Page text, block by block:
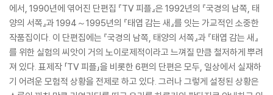
에서, 1990년에 엮어진 단편집 『TV 피플』은 1992년의 『국경의 남쪽, 태
양의 서쪽』과 1994～1995년의 『태엽 감는 새』를 잇는 가교적인 소중한
작품집이다. 이 단편집에는 『국경의 남쪽, 태양의 서쪽』과 『태엽 감는 새』
를 위한 실험의 씨앗이 거의 노이로제적이라고 느껴질 만큼 철저하게 뿌려
져 있다. 표제작 「TV 피플」을 비롯한 6편의 단편은 모두, 일상에서 실재하
기 어려운 모험적 상황을 전제로 하고 있다. 그러나 그렇게 설정된 상황은